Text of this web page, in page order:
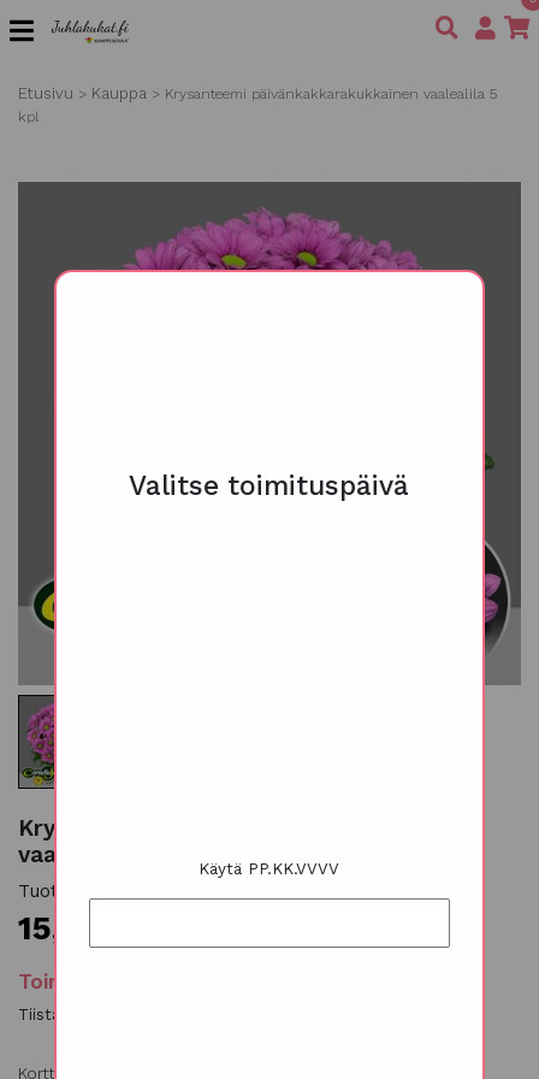
Valitse toimituspäivä
Käytä PP.KK.VVVV
Etusivu > Kauppa > Krysanteemi päivänkakkarakukkainen vaalealila 5
kpl
Krysanteemi päivänkakkarakukkainen
vaalealila 5 kpl
Tuotekoodi: 826004
15,00
Toimituspäivämäärät:
Tiistai, Keskiviikko, Torstai
Korttiteksti/lisätiedot